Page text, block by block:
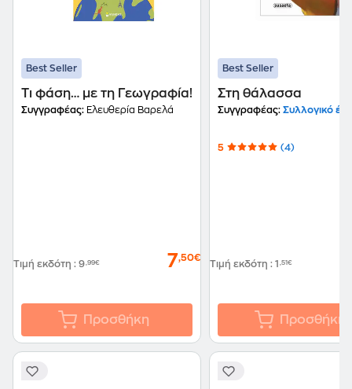
Best Seller
Τι φάση… με τη Γεωγραφία!
Συγγραφέας: Ελευθερία Βαρελά
Τιμή εκδότη : 9,99€ 7,50€
Προσθήκη
Best Seller
Στη θάλασσα
Συγγραφέας: Συλλογικό
5 (4)
Τιμή εκδότη : 1,51€
Προσθήκη